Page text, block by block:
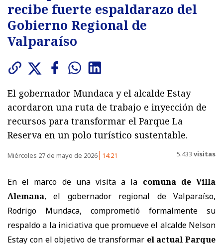
recibe fuerte espaldarazo del
Gobierno Regional de
Valparaíso
El gobernador Mundaca y el alcalde Estay
acordaron una ruta de trabajo e inyección de
recursos para transformar el Parque La
Reserva en un polo turístico sustentable.
Miércoles 27 de mayo de 2026 14:21 5.433 visitas
En el marco de una visita a la comuna de Villa
Alemana, el gobernador regional de Valparaíso,
Rodrigo Mundaca, comprometió formalmente su
respaldo a la iniciativa que promueve el alcalde Nelson
Estay con el objetivo de transformar el actual Parque